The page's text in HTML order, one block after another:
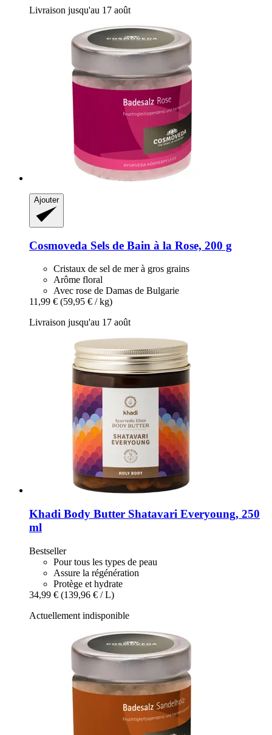
Livraison jusqu'au 17 août
Ajouter
Cosmoveda Sels de Bain à la Rose, 200 g
Cristaux de sel de mer à gros grains
Arôme floral
Avec rose de Damas de Bulgarie
11,99 € (59,95 € / kg)
Livraison jusqu'au 17 août
Khadi Body Butter Shatavari Everyoung, 250
ml
Bestseller
Pour tous les types de peau
Assure la régénération
Protège et hydrate
34,99 € (139,96 € / L)
Actuellement indisponible